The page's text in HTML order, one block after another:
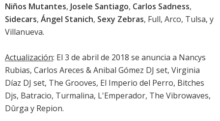
Niños Mutantes, Josele Santiago, Carlos Sadness,
Sidecars, Ángel Stanich, Sexy Zebras, Full, Arco, Tulsa, y
Villanueva.
Actualización: El 3 de abril de 2018 se anuncia a Nancys
Rubias, Carlos Areces & Anibal Gómez DJ set, Virginia
Díaz DJ set, The Grooves, El Imperio del Perro, Bitches
Djs, Batracio, Turmalina, L'Emperador, The Vibrowaves,
Dûrga y Repion.